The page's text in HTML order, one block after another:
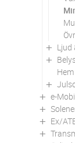
Ljud
e-
Ex/